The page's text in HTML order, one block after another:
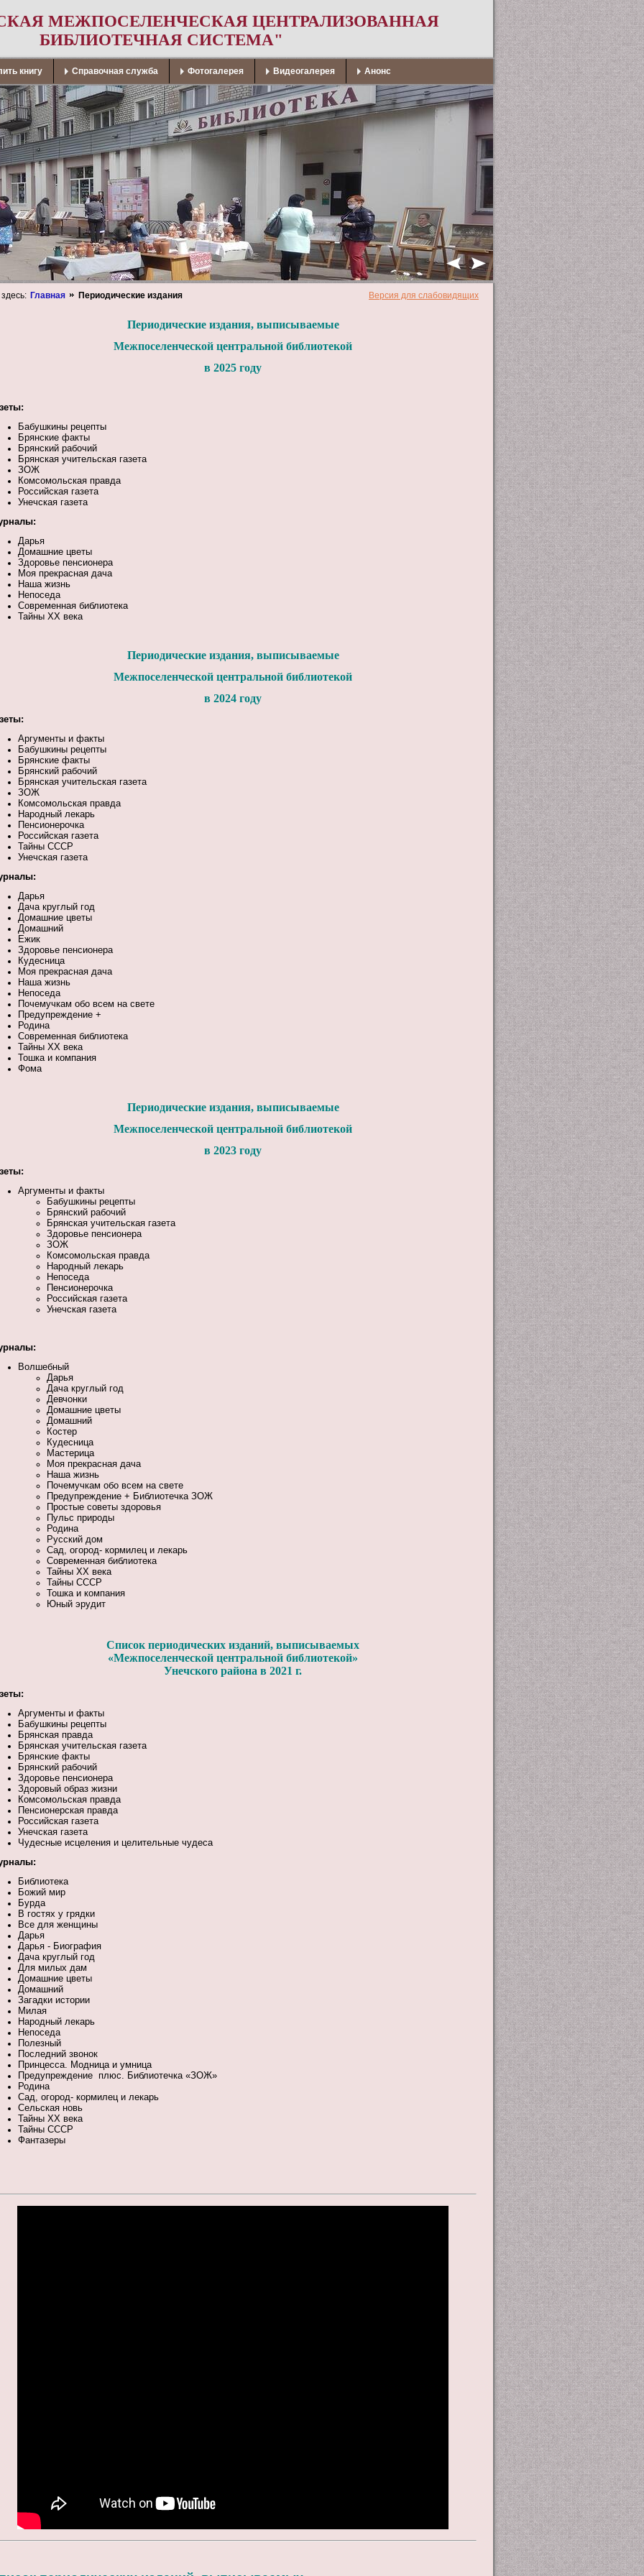
МЕЖПОСЕЛЕНЧЕСКАЯ ЦЕНТРАЛИЗОВАННАЯ
БИБЛИОТЕЧНАЯ СИСТЕМА"
книгу Справочная служба Фотогалерея Видеогалерея Анонс
Главная Периодические издания Версия для слабовидящих
Периодические издания, выписываемые
Межпоселенческой центральной библиотекой
в 2025 году
Бабушкины рецепты
Брянские факты
Брянский рабочий
Брянская учительская газета
ЗОЖ
Комсомольская правда
Российская газета
Унечская газета
Дарья
Домашние цветы
Здоровье пенсионера
Моя прекрасная дача
Наша жизнь
Непоседа
Современная библиотека
Тайны XX века
Периодические издания, выписываемые
Межпоселенческой центральной библиотекой
в 2024 году
Аргументы и факты
Бабушкины рецепты
Брянские факты
Брянский рабочий
Брянская учительская газета
ЗОЖ
Комсомольская правда
Народный лекарь
Пенсионерочка
Российская газета
Тайны СССР
Унечская газета
Дарья
Дача круглый год
Домашние цветы
Домашний
Ежик
Здоровье пенсионера
Кудесница
Моя прекрасная дача
Наша жизнь
Непоседа
Почемучкам обо всем на свете
Предупреждение +
Родина
Современная библиотека
Тайны XX века
Тошка и компания
Фома
Периодические издания, выписываемые
Межпоселенческой центральной библиотекой
в 2023 году
Аргументы и факты
Бабушкины рецепты
Брянский рабочий
Брянская учительская газета
Здоровье пенсионера
ЗОЖ
Комсомольская правда
Народный лекарь
Непоседа
Пенсионерочка
Российская газета
Унечская газета
Волшебный
Дарья
Дача круглый год
Девчонки
Домашние цветы
Домашний
Костер
Кудесница
Мастерица
Моя прекрасная дача
Наша жизнь
Почемучкам обо всем на свете
Предупреждение + Библиотечка ЗОЖ
Простые советы здоровья
Пульс природы
Родина
Русский дом
Сад, огород- кормилец и лекарь
Современная библиотека
Тайны XX века
Тайны СССР
Тошка и компания
Юный эрудит
Список периодических изданий, выписываемых
«Межпоселенческой центральной библиотекой»
Унечского района в 2021 г.
Аргументы и факты
Бабушкины рецепты
Брянская правда
Брянская учительская газета
Брянские факты
Брянский рабочий
Здоровье пенсионера
Здоровый образ жизни
Комсомольская правда
Пенсионерская правда
Российская газета
Унечская газета
Чудесные исцеления и целительные чудеса
Библиотека
Божий мир
Бурда
В гостях у грядки
Все для женщины
Дарья
Дарья - Биография
Дача круглый год
Для милых дам
Домашние цветы
Домашний
Загадки истории
Милая
Народный лекарь
Непоседа
Полезный
Последний звонок
Принцесса. Модница и умница
Предупреждение плюс. Библиотечка «ЗОЖ»
Родина
Сад, огород- кормилец и лекарь
Сельская новь
Тайны XX века
Тайны СССР
Фантазеры